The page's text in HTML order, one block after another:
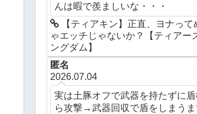
んは暇で羨ましいな・・・
【ティアキン】正直、ヨナって
ゃエッチじゃないか？【ティアー
ングダム】
匿名
2026.07.04
実は土豚オフで武器を持たずに
ら攻撃→武器回収で盾をしまう